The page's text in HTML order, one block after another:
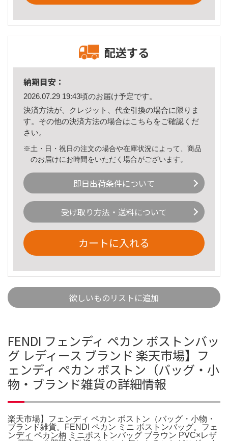
配送する
納期目安：
2026.07.29 19:43頃のお届け予定です。
決済方法が、クレジット、代金引換の場合に限りま
す。その他の決済方法の場合はこちら をご確認くだ
さい。
※土・日・祝日の注文の場合や在庫状況によって、商品
のお届けにお時間をいただく場合がございます。
即日出荷条件について
受け取り方法・送料について
カートに入れる
欲しいものリストに追加
FENDI フェンディ ペカン ボストンバッ
グ レディース ブランド 楽天市場】フ
ェンディ ペカン ボストン（バッグ・小
物・ブランド雑貨の詳細情報
楽天市場】フェンディ ペカン ボストン（バッグ・小物・
ブランド雑貨。FENDI ペカン ミニ ボストンバッグ。フェ
ンディ ペカン柄 ミニボストンバッグ ブラウン PVC×レザ